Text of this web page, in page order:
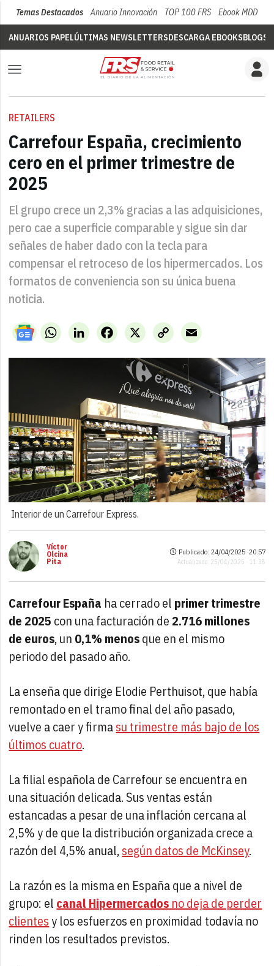
Temas Destacados Anuario Innovación TOP 100 FRS Ebook MDD
ANUARIOS PAPELÚLTIMAS NEWSLETTERSDESCARGA EBOOKSBLOGS
RETAILERS
Carrefour España, crecimiento
cero en el primer trimestre de
2025
El grupo crece un 2,3% gracias a las adquisiciones,
pero cae a superficie comparable y sigue sin dar
señales de haber dado con la tecla para
compensar el retroceso de los hipermercados. Los
formatos de conveniencia son su única buena
noticia.
WhatsAppLinkedIn X
Facebook
Copy
Link
Email
Interior de un Carrefour Express.
Víctor
Olcina
Pita
Publicado: 24/04/2025 ·20:57
Actualizado: 25/04/2025 · 11:38
Carrefour España ha cerrado el primer trimestre
de 2025 con una facturación de2.716 millones
de euros, un 0,1% menosque en el mismo
periodo del pasado año.
La enseña que dirige Elodie Perthuisot, que había
remontado en el tramo final del año pasado,
vuelve a caer y firmasu trimestre más bajo de los
últimos cuatro.
La filial española de Carrefour se encuentra en
una situación delicada. Sus ventas están
estancadas a pesar de una inflación cercana al
2,5% y de que la distribución organizada crece a
razón del 4,5% anual,según datos de McKinsey.
La razón es la misma en España que a nivel de
grupo: el canal Hipermercados no deja de perder
clientesy los esfuerzos en proximidad todavía no
rinden los resultados previstos.